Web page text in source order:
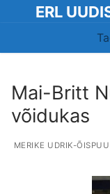
ERL
Mai-Britt
võidukas
MERIKE UDRIK-ÕISPUU